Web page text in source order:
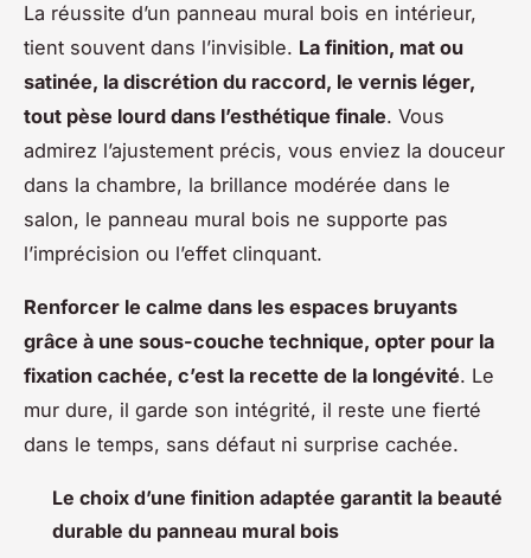
La réussite d’un panneau mural bois en intérieur,
tient souvent dans l’invisible. La finition, mat ou
satinée, la discrétion du raccord, le vernis léger,
tout pèse lourd dans l’esthétique finale. Vous
admirez l’ajustement précis, vous enviez la douceur
dans la chambre, la brillance modérée dans le
salon, le panneau mural bois ne supporte pas
l’imprécision ou l’effet clinquant.
Renforcer le calme dans les espaces bruyants
grâce à une sous-couche technique, opter pour la
fixation cachée, c’est la recette de la longévité. Le
mur dure, il garde son intégrité, il reste une fierté
dans le temps, sans défaut ni surprise cachée.
Le choix d’une finition adaptée garantit la beauté
durable du panneau mural bois